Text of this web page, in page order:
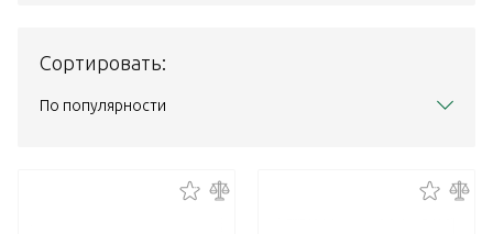
Сортировать:
По популярности